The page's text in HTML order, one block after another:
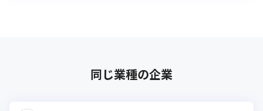
同じ業種の企業